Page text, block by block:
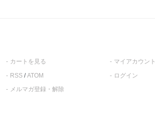
カートを見る
RSS/ATOM
メルマガ登録・解除
マイアカウント
ログイン